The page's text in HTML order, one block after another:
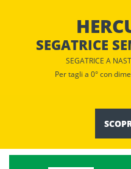
SEGATRICE
SEGATRICE A
Per tagli a 0° con